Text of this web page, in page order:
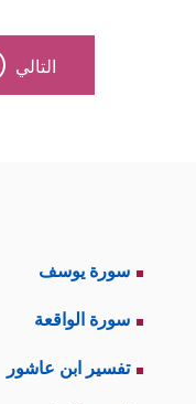
التالي
سورة يوسف
سورة الواقعة
تفسير ابن عاشور